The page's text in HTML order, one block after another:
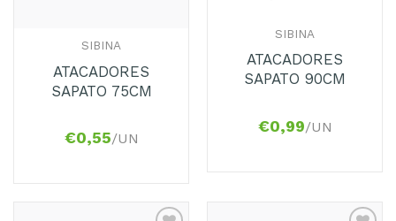
SIBINA
ATACADORES
SAPATO 75CM
€0,55/UN
SIBINA
ATACADORES
SAPATO 90CM
€0,99/UN